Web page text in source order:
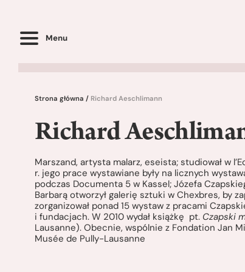
Menu
Strona główna / Richard Aeschlimann
Richard
Marszand, artysta malarz, eseista; studiował w
r. jego prace wystawiane były na licznych
podczas Documenta 5 w Kassel; Józefa
Barbarą otworzył galerię sztuki w Chexbres, by
zorganizował ponad 15 wystaw z pracami
i fundacjach. W 2010 wydał książkę pt. Czapski
Lausanne). Obecnie, wspólnie z Fondation Jan
Musée de Pully-Lausanne